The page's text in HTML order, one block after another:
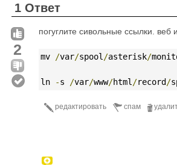
1 Ответ
2
погуглите сивольные ссылки.
mv /var/spool /asterisk/
ln -s /var/www/html /record/
спам
редактировать